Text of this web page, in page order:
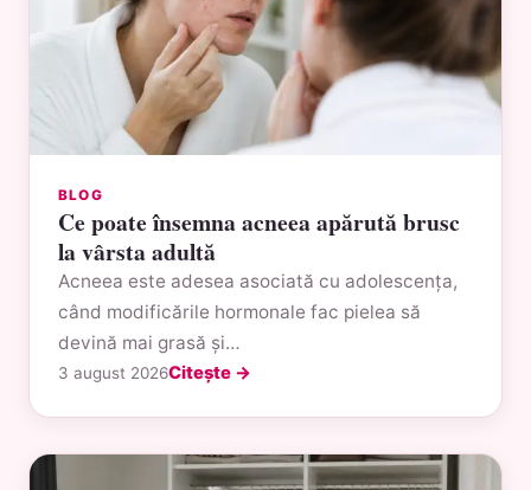
BLOG
Ce poate însemna acneea apărută brusc
la vârsta adultă
Acneea este adesea asociată cu adolescența,
când modificările hormonale fac pielea să
devină mai grasă și…
3 august 2026Citește →